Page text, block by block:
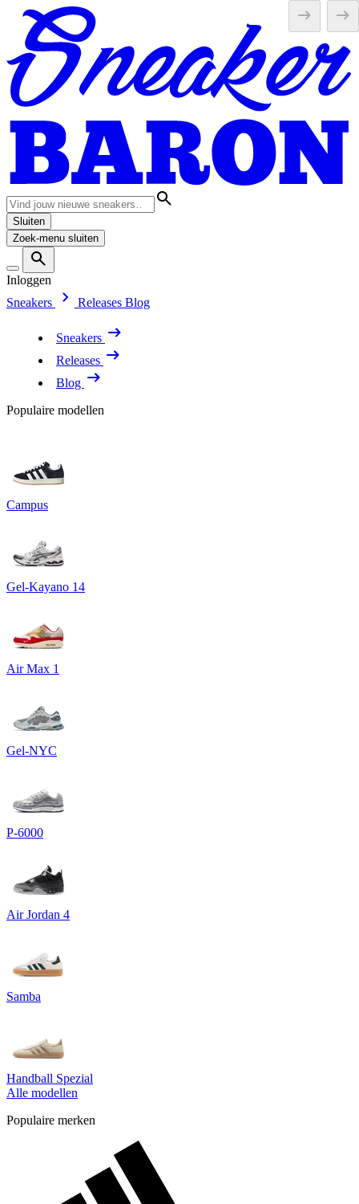
Sluiten
Zoek-menu sluiten
Inloggen
Sneakers
Releases Blog
Sneakers
Releases
Blog
Populaire modellen
Campus
Gel-Kayano 14
Air Max 1
Gel-NYC
P-6000
Air Jordan 4
Samba
Handball Spezial
Alle modellen
Populaire merken